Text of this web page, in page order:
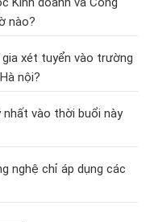
nào?
xét tuyển vào trường
nội?
vào thời buổi này
nghệ chỉ áp dụng các